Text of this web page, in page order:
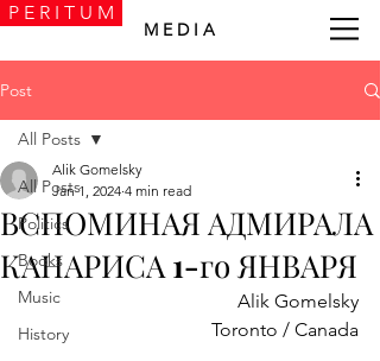
P E R I T U M
M E D I A
Post
All Posts
Politics
Books
Music
History
All Posts
ВСПОМИНАЯ АДМИРАЛА
КАНАРИСА 1-го ЯНВАРЯ
Alik Gomelsky
Jan 1, 2024 4 min read
Alik Gomelsky
Toronto / Canada